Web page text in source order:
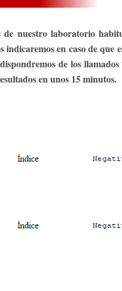
de nuestro laboratorio
en caso de que
de los
en unos 15 minutos.